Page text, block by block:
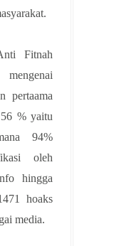
Fitnah
pertaama
% yaitu
94%
oleh
hingga
hoaks
media.